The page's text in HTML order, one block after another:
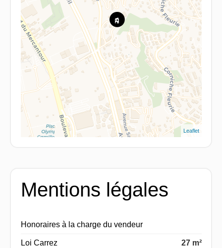
Leaflet
Mentions légales
Honoraires à la charge du vendeur
Loi Carrez 27 m²